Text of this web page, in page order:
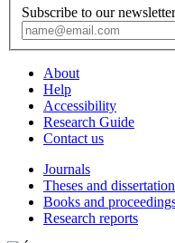
Subscribe to our newsletter
About
Help
Accessibility
Research Guide
Contact us
Journals
Theses and
Books and
Research reports